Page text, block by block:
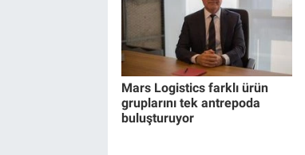
Mars Logistics farklı ürün
gruplarını tek antrepoda
buluşturuyor